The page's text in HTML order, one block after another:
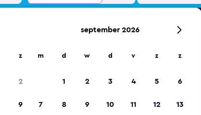
app 2023
z
2
9
september 2026
m d w d v z z
1 2 3 4 5 6
7 8 9 10 11 12 13